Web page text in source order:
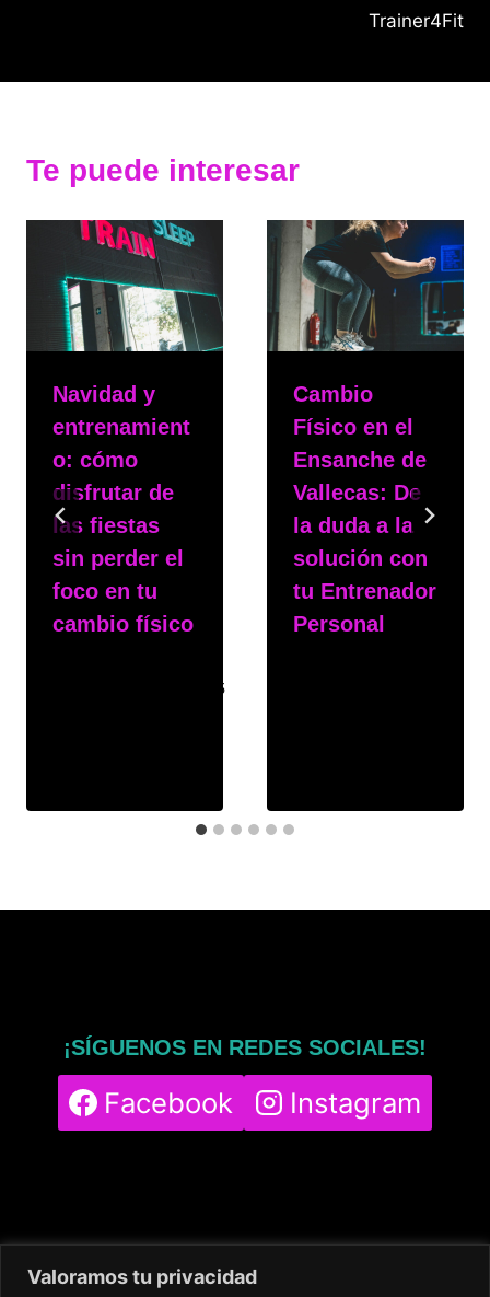
Valoramos tu privacidad
Trainer4Fit
Te puede interesar
Navidad y
entrenamient
o: cómo
disfrutar de
las fiestas
sin perder el
foco en tu
cambio físico
15 de diciembre de 2025
Cambio
Físico en el
Ensanche de
Vallecas: De
la duda a la
solución con
tu Entrenador
Personal
¡SÍGUENOS EN REDES SOCIALES!
Facebook Instagram